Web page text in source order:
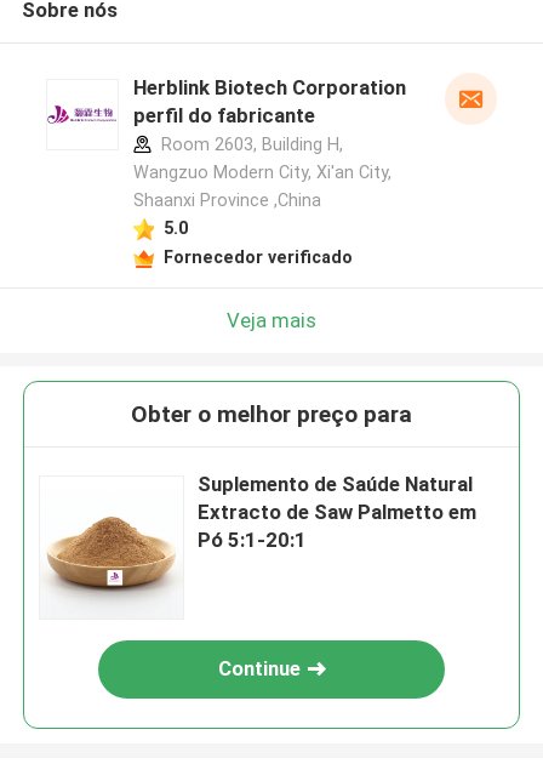
Sobre nós
Herblink Biotech Corporation
perfil do fabricante
Room 2603, Building H,
Wangzuo Modern City, Xi'an City,
Shaanxi Province ,China
5.0
Fornecedor verificado
Veja mais
Obter o melhor preço para
Suplemento de Saúde Natural
Extracto de Saw Palmetto em
Pó 5:1-20:1
Continue